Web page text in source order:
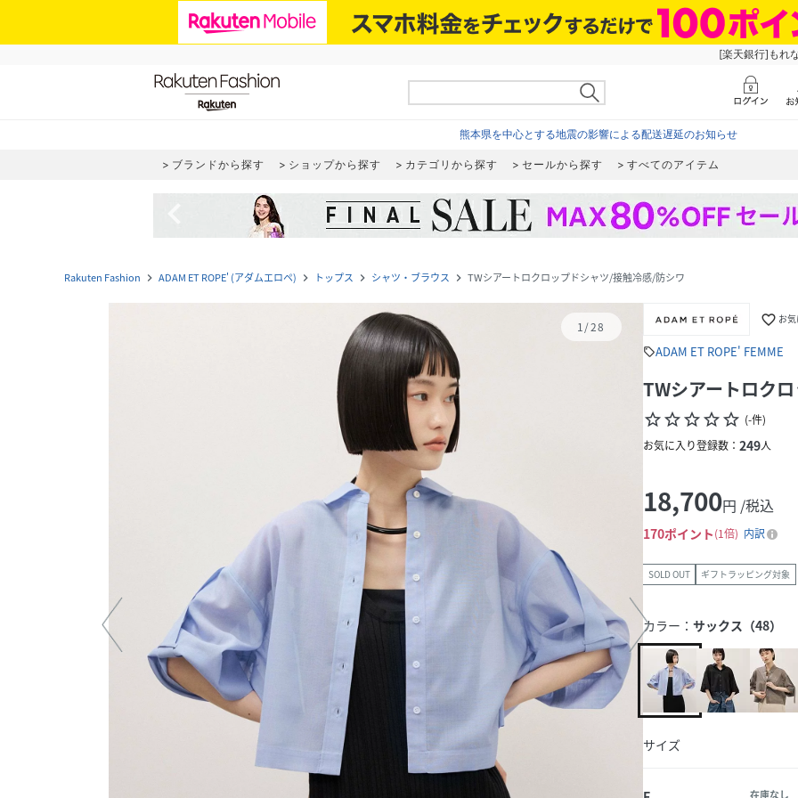
[楽天銀行]もれ
熊本県を中心とする地震の影響による配送遅延のお知らせ
ブランドから探す ショップから探す カテゴリから探す セールから探す すべてのアイテム
Rakuten Fashion navigate_next ADAM ET ROPE' (アダムエロペ) navigate_next トップス navigate_next シャツ・ブラウス navigate_next TWシアートロクロップドシャツ/接触冷感/防シワ
1/28 favorite_border お
sellADAM ET ROPE' FEMME
TWシアートロク
star_borderstar_borderstar_borderstar_borderstar_border (-件)
お気に入り登録数： 249人
18,700円 /税込
170ポイント 1倍 内訳
SOLD OUT ギフトラッピング対象
カラー： サックス（48）
サイズ